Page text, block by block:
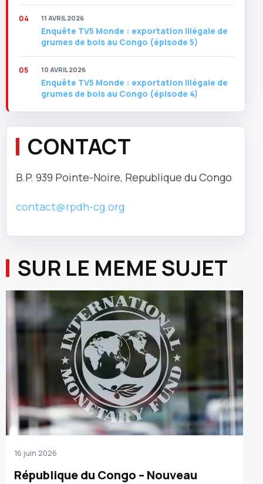
11 AVRIL 2026
Enquête TV5 Monde : exportation illégale de
grumes de bois au Congo (épisode 5)
10 AVRIL 2026
Enquête TV5 Monde : exportation illégale de
grumes de bois au Congo (épisode 4)
CONTACT
B.P. 939 Pointe-Noire, Republique du Congo
contact@rpdh-cg.org
SUR LE MEME SUJET
16 juin 2026
République du Congo – Nouveau